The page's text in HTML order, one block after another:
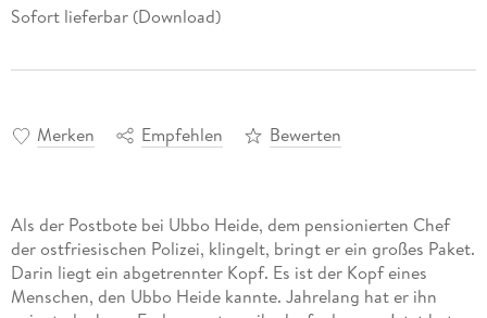
Sofort lieferbar (Download)
Merken Empfehlen Bewerten
Als der Postbote bei Ubbo Heide, dem pensionierten Chef
der ostfriesischen Polizei, klingelt, bringt er ein großes Paket.
Darin liegt ein abgetrennter Kopf. Es ist der Kopf eines
Menschen, den Ubbo Heide kannte. Jahrelang hat er ihn